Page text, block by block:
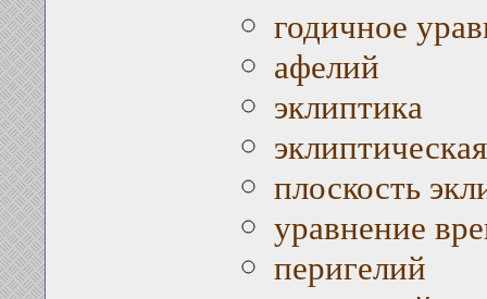
годичное
афелий
эклиптика
плоскость
уравнение
перигелий